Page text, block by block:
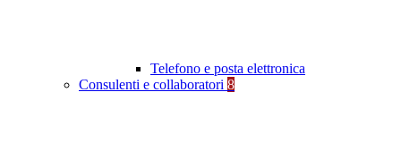
Telefono e posta elettronica
Consulenti e collaboratori 8